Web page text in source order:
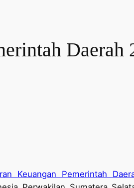
Daerah
Keuangan Pemerintah